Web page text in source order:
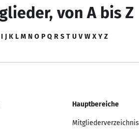
von A bis Z
I J K L M N O P Q R S T U V W X Y Z
Hauptbereiche
Mitgliederverzeichnis